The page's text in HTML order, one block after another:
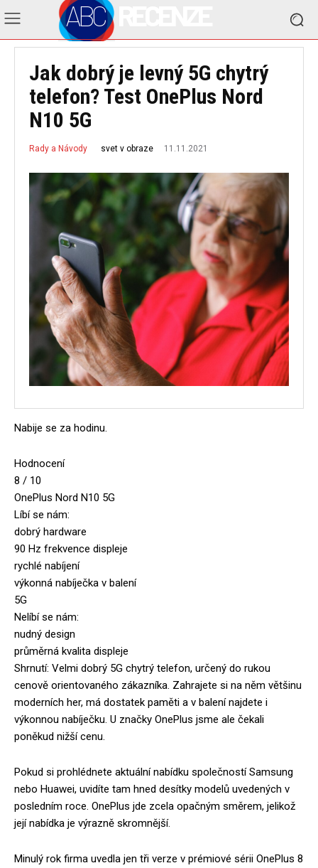
ABC
Jak dobrý je levný 5G chytrý
telefon? Test OnePlus Nord
N10 5G
Rady a Návody svet v obraze 11.11.2021
Nabije se za hodinu.
Hodnocení
8 / 10
OnePlus Nord N10 5G
Líbí se nám:
dobrý hardware
90 Hz frekvence displeje
rychlé nabíjení
výkonná nabíječka v balení
5G
Nelíbí se nám:
nudný design
průměrná kvalita displeje
Shrnutí: Velmi dobrý 5G chytrý telefon, určený do rukou
cenově orientovaného zákazníka. Zahrajete si na něm většinu
moderních her, má dostatek paměti a v balení najdete i
výkonnou nabíječku. U značky OnePlus jsme ale čekali
poněkud nižší cenu.
Pokud si prohlédnete aktuální nabídku společností Samsung
nebo Huawei, uvidíte tam hned desítky modelů uvedených v
posledním roce. OnePlus jde zcela opačným směrem, jelikož
její nabídka je výrazně skromnější.
Minulý rok firma uvedla jen tři verze v prémiové sérii OnePlus 8